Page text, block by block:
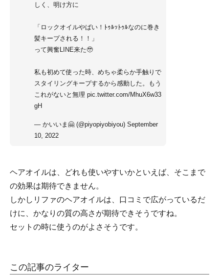
しく、明け方に
「ロックオイルやばい！ﾄｩﾙｯﾄｩﾙなのに巻き
髪キープされる！！」
って興奮LINE来た🥹
私も初めて使った時、めちゃ柔らか手触りで
スタイリングキープするから感動した。もう
これがないと無理 pic.twitter.com/MhuX6w33
gH
— かいいま🤗 (@piyopiyobiyou) September
10, 2022
ヘアオイルは、どれも使いやすいかといえば、そこまで
の効果は期待できません。
しかしリファのヘアオイルは、口コミで広がっているだ
けに、かなりの質の高さが期待できそうですね。
セットの時に使うのがよさそうです。
この記事のライター